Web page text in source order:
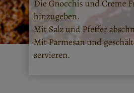
Die Gnocchis und Creme
hinzugeben.
Mit Salz und Pfeffer
Mit Parmesan und
servieren.